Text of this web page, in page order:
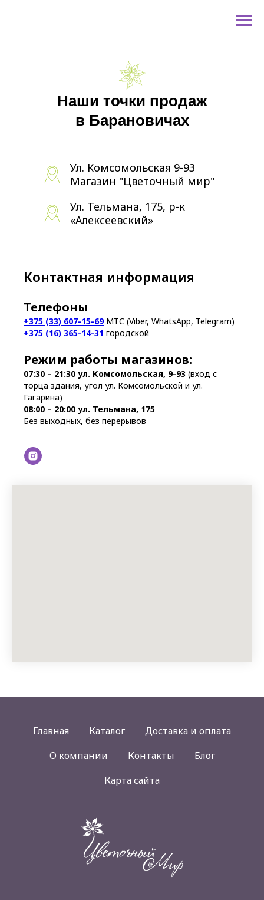
Наши точки продаж
в Барановичах
Ул. Комсомольская 9-93
Магазин "Цветочный мир"
Ул. Тельмана, 175, р-к
«Алексеевский»
Контактная информация
Телефоны
+375 (33) 607-15-69МТС (Viber, WhatsApp, Telegram)
+375 (16) 365-14-31 городской
Режим работы магазинов:
07:30 – 21:30 ул. Комсомольская, 9-93 (вход с
торца здания, угол ул. Комсомольской и ул.
Гагарина)
08:00 – 20:00 ул. Тельмана, 175
Без выходных, без перерывов
Главная Каталог
Доставка и оплата
О компании
Контакты
Блог
Карта сайта